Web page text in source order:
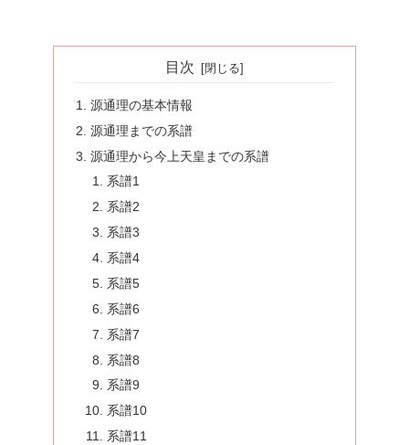
目次
源通理の基本情報
源通理までの系譜
源通理から今上天皇までの系譜
系譜1
系譜2
系譜3
系譜4
系譜5
系譜6
系譜7
系譜8
系譜9
系譜10
系譜11